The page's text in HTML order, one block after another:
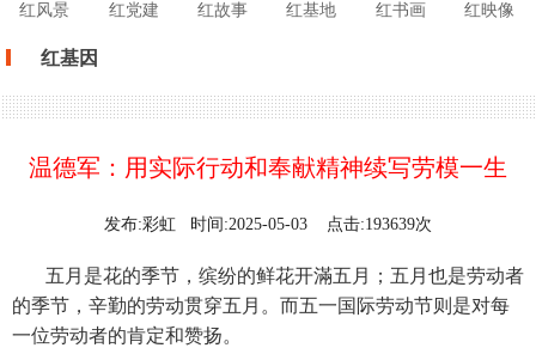
红风景 红党建 红故事 红基地 红书画 红映像
红基因
温德军：用实际行动和奉献精神续写劳模一生
发布:彩虹 时间:2025-05-03 点击:193639次
五月是花的季节，缤纷的鲜花开滿五月；五月也是劳动者
的季节，辛勤的劳动贯穿五月。而五一国际劳动节则是对每
一位劳动者的肯定和赞扬。